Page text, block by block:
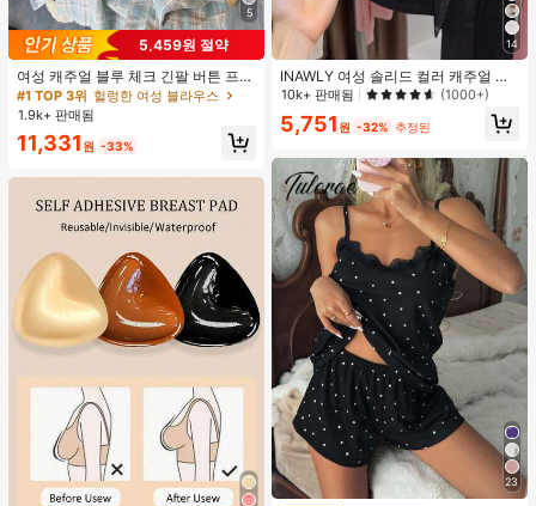
5
5,459원 절약
여성 캐주얼 블루 체크 긴팔 버튼 프론
트 폴리에스터 셔츠, 레귤러 핏, 봄 의
류, 편안한 스타일
#1 TOP 3위 헐렁한 여성 블라우스
1.9k+ 판매됨
11,331 원 -33%
14
INAWLY 여성 솔리드 컬러 캐주얼 얇
은 가디건, 봄/여름
10k+ 판매됨 (1000+)
5,751 원 -32% 추정된
23